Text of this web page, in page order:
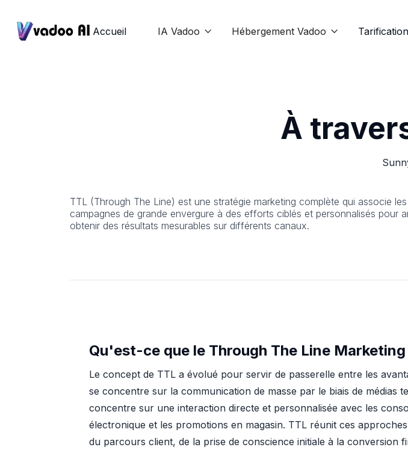
Accueil IA Vadoo  Hébergement Vadoo  Tarification
À
TTL (Through The Line) est une stratégie marketing complète qui associe
campagnes de grande envergure à des efforts ciblés et personnalisés pour
obtenir des résultats mesurables sur différents canaux.
Qu'est-ce que le Through The Line Marketing
Le concept de TTL a évolué pour servir de passerelle entre les
se concentre sur la communication de masse par le biais de médias
concentre sur une interaction directe et personnalisée avec les
électronique et les promotions en magasin. TTL réunit ces
du parcours client, de la prise de conscience initiale à la conversion